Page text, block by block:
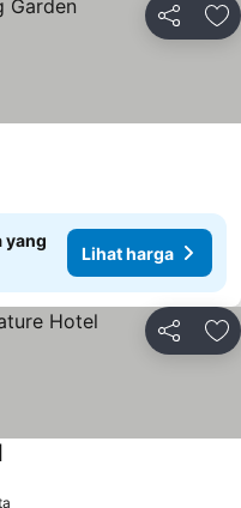
Bagikan
yang
Lihat harga
Bagikan
Lihat harga